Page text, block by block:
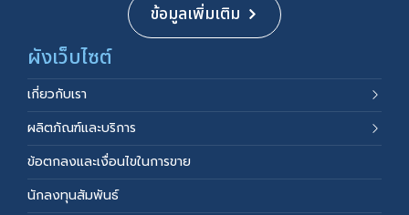
ข้อมูลเพิ่มเติม
ผังเว็บไซต์
เกี่ยวกับเรา
ผลิตภัณฑ์และบริการ
ข้อตกลงและเงื่อนไขในการขาย
นักลงทุนสัมพันธ์